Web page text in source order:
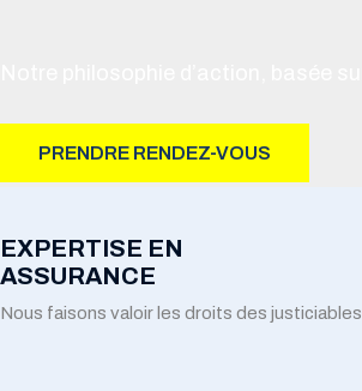
PRENDRE RENDEZ-VOUS
EXPERTISE EN
ASSURANCE
Nous faisons valoir les droits des justiciables.